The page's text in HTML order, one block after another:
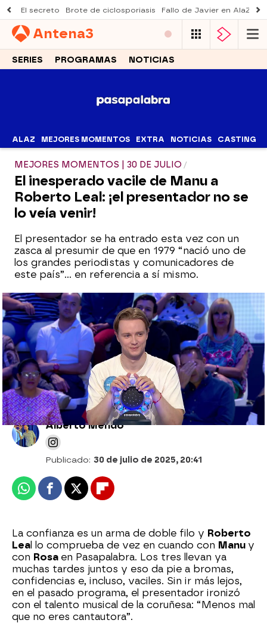
El secreto Brote de ciclosporiasis Fallo de Javier en AlaZ
Antena3
SERIES PROGRAMAS NOTICIAS
ALAZ MEJORES MOMENTOS EXTRA NOTICIAS CASTING
MEJORES MOMENTOS | 30 DE JULIO
El inesperado vacile de Manu a
Roberto Leal: ¡el presentador no se
lo veía venir!
El presentador se ha entrado esta vez con un
zasca al presumir de que en 1979 “nació uno de
los grandes periodistas y comunicadores de
este país”… en referencia a sí mismo.
¿Podría haberse ahorrado un fallo? La
decisión de Rosa que le cuesta El Rosco y
volver a la Silla Azul
Alberto Mendo
Publicado: 30 de julio de 2025, 20:41
WhatsappFacebook
X Flipboard
La confianza es un arma de doble filo y Roberto
Lea l lo comprueba de vez en cuando con Manu y
con Rosa en Pasapalabra. Los tres llevan ya
muchas tardes juntos y eso da pie a bromas,
confidencias e, incluso, vaciles. Sin ir más lejos,
en el pasado programa, el presentador ironizó
con el talento musical de la coruñesa: “Menos mal
que no eres cantautora”.